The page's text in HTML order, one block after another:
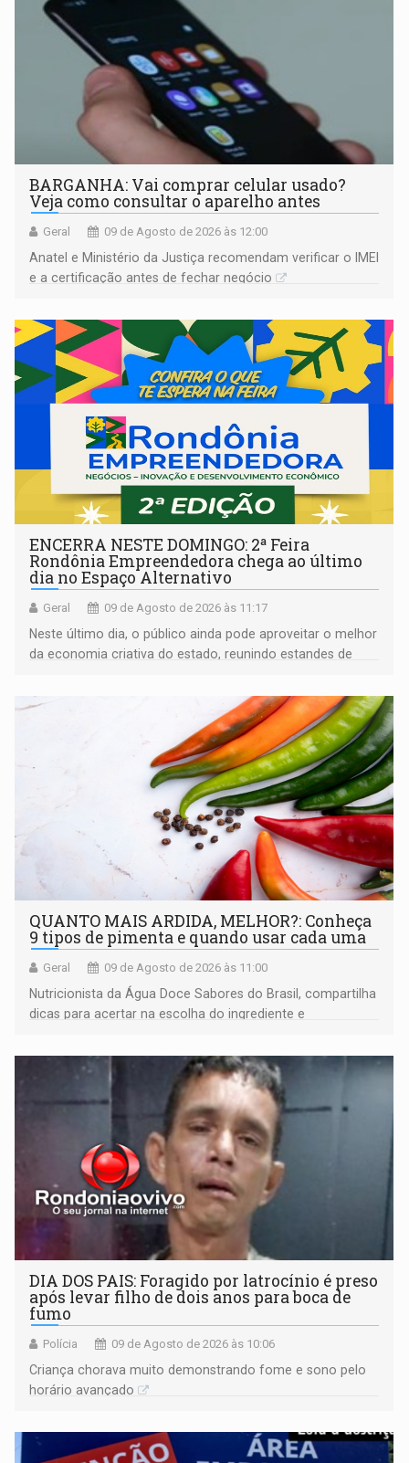
BARGANHA: Vai comprar celular usado?
Veja como consultar o aparelho antes
Geral 09 de Agosto de 2026 às 12:00
Anatel e Ministério da Justiça recomendam verificar o IMEI
e a certificação antes de fechar negócio
ENCERRA NESTE DOMINGO: 2ª Feira
Rondônia Empreendedora chega ao último
dia no Espaço Alternativo
Geral 09 de Agosto de 2026 às 11:17
Neste último dia, o público ainda pode aproveitar o melhor
da economia criativa do estado, reunindo estandes de
QUANTO MAIS ARDIDA, MELHOR?: Conheça
9 tipos de pimenta e quando usar cada uma
Geral 09 de Agosto de 2026 às 11:00
Nutricionista da Água Doce Sabores do Brasil, compartilha
dicas para acertar na escolha do ingrediente e
DIA DOS PAIS: Foragido por latrocínio é preso
após levar filho de dois anos para boca de
fumo
Polícia 09 de Agosto de 2026 às 10:06
Criança chorava muito demonstrando fome e sono pelo
horário avançado